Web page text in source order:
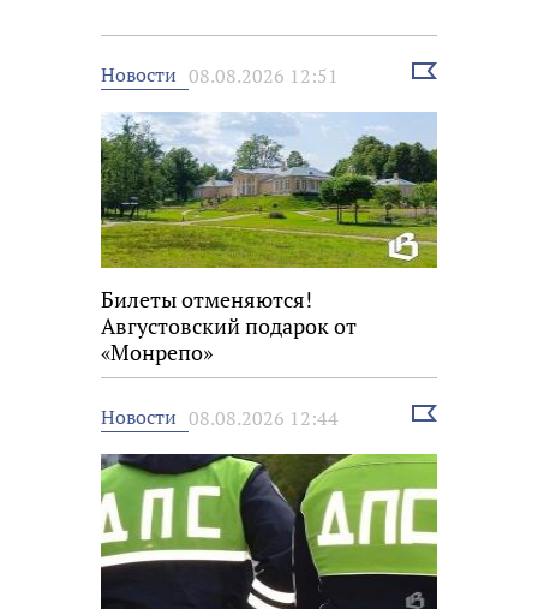
Новости 08.08.2026 12:51
Выбрать
Билеты отменяются!
Августовский подарок от
«Монрепо»
Новости 08.08.2026 12:44
Выбрать